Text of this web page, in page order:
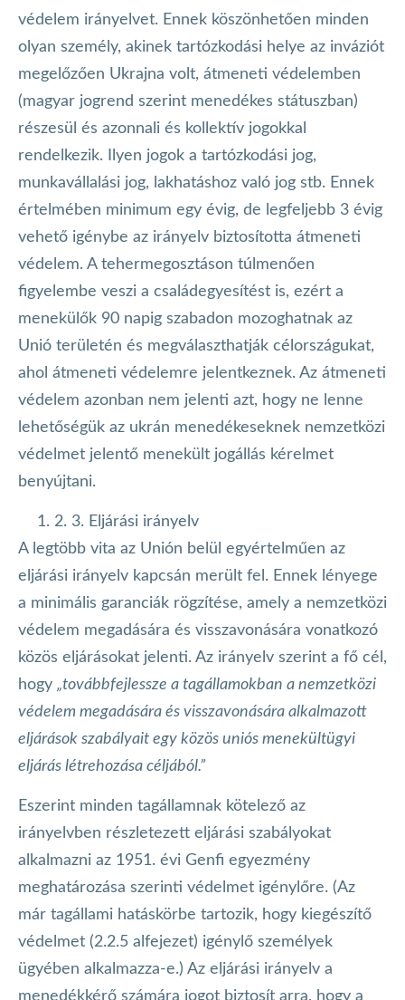
védelem irányelvet. Ennek köszönhetően minden
olyan személy, akinek tartózkodási helye az inváziót
megelőzően Ukrajna volt, átmeneti védelemben
(magyar jogrend szerint menedékes státuszban)
részesül és azonnali és kollektív jogokkal
rendelkezik. Ilyen jogok a tartózkodási jog,
munkavállalási jog, lakhatáshoz való jog stb. Ennek
értelmében minimum egy évig, de legfeljebb 3 évig
vehető igénybe az irányelv biztosította átmeneti
védelem. A tehermegosztáson túlmenően
figyelembe veszi a családegyesítést is, ezért a
menekülők 90 napig szabadon mozoghatnak az
Unió területén és megválaszthatják célországukat,
ahol átmeneti védelemre jelentkeznek. Az átmeneti
védelem azonban nem jelenti azt, hogy ne lenne
lehetőségük az ukrán menedékeseknek nemzetközi
védelmet jelentő menekült jogállás kérelmet
benyújtani.
2. 3. Eljárási irányelv
A legtöbb vita az Unión belül egyértelműen az
eljárási irányelv kapcsán merült fel. Ennek lényege
a minimális garanciák rögzítése, amely a nemzetközi
védelem megadására és visszavonására vonatkozó
közös eljárásokat jelenti. Az irányelv szerint a fő cél,
hogy „továbbfejlessze a tagállamokban a nemzetközi
védelem megadására és visszavonására alkalmazott
eljárások szabályait egy közös uniós menekültügyi
eljárás létrehozása céljából.”
Eszerint minden tagállamnak kötelező az
irányelvben részletezett eljárási szabályokat
alkalmazni az 1951. évi Genfi egyezmény
meghatározása szerinti védelmet igénylőre. (Az
már tagállami hatáskörbe tartozik, hogy kiegészítő
védelmet (2.2.5 alfejezet) igénylő személyek
ügyében alkalmazza-e.) Az eljárási irányelv a